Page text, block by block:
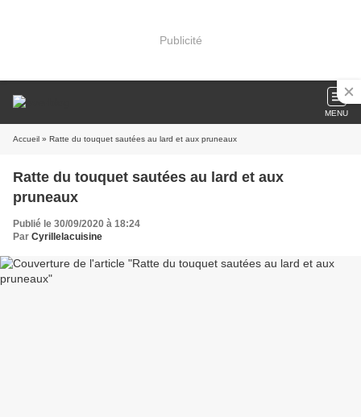
Publicité
MENU
Accueil » Ratte du touquet sautées au lard et aux pruneaux
Ratte du touquet sautées au lard et aux
pruneaux
Publié le 30/09/2020 à 18:24
Par Cyrillelacuisine